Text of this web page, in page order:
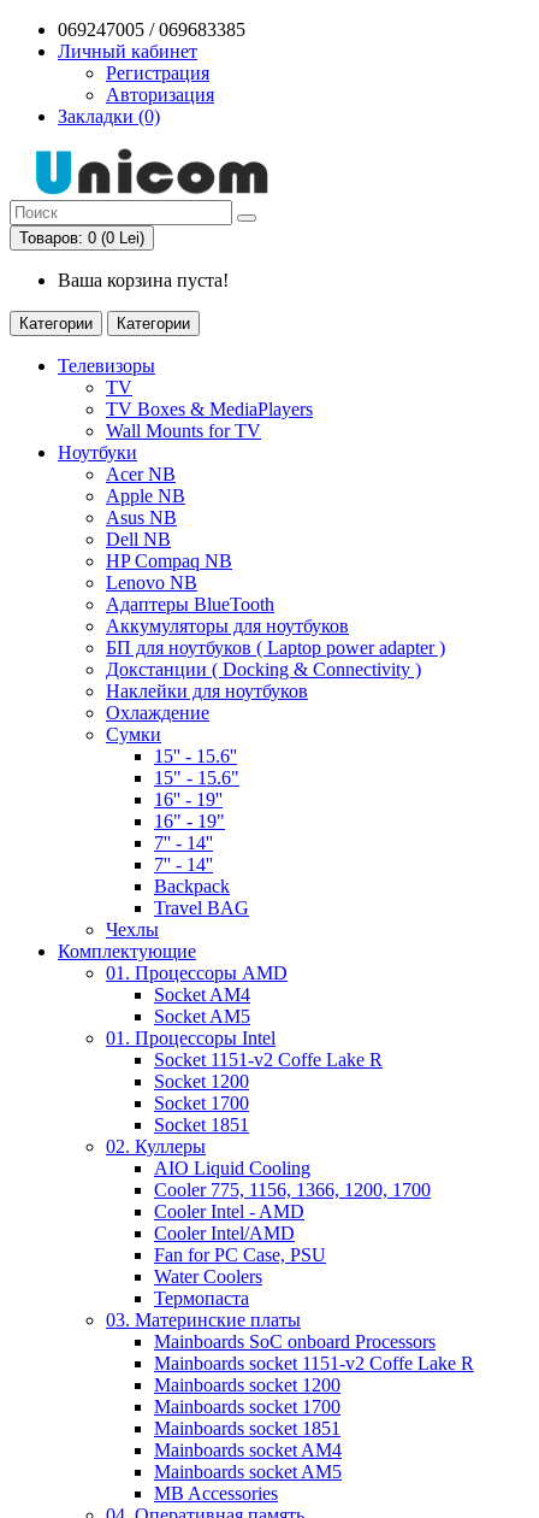
069247005 / 069683385
Личный кабинет
Регистрация
Авторизация
Закладки (0)
Товаров: 0 (0 Lei)
Ваша корзина пуста!
Категории Категории
Телевизоры
TV
TV Boxes & MediaPlayers
Wall Mounts for TV
Ноутбуки
Acer NB
Apple NB
Asus NB
Dell NB
HP Compaq NB
Lenovo NB
Адаптеры BlueTooth
Аккумуляторы для ноутбуков
БП для ноутбуков ( Laptop power adapter )
Докстанции ( Docking & Connectivity )
Наклейки для ноутбуков
Охлаждение
Сумки
15'' - 15.6''
15" - 15.6"
16'' - 19''
16" - 19"
7'' - 14''
7'' - 14''
Backpack
Travel BAG
Чехлы
Комплектующие
01. Процессоры AMD
Socket AM4
Socket AM5
01. Процессоры Intel
Socket 1151-v2 Coffe Lake R
Socket 1200
Socket 1700
Socket 1851
02. Куллеры
AIO Liquid Cooling
Cooler 775, 1156, 1366, 1200, 1700
Cooler Intel - AMD
Cooler Intel/AMD
Fan for PC Case, PSU
Water Coolers
Термопаста
03. Материнские платы
Mainboards SoC onboard Processors
Mainboards socket 1151-v2 Coffe Lake R
Mainboards socket 1200
Mainboards socket 1700
Mainboards socket 1851
Mainboards socket AM4
Mainboards socket AM5
MB Accessories